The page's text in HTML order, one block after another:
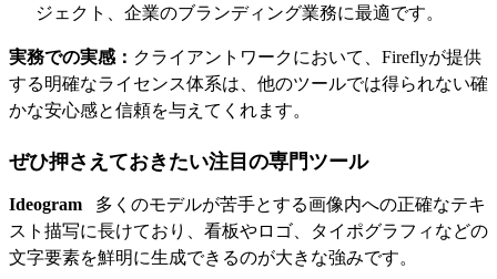
ジェクト、企業のブランディング業務に最適です。
実務での実感： クライアントワークにおいて、Fireflyが提供
する明確なライセンス体系は、他のツールでは得られない確
かな安心感と信頼を与えてくれます。
ぜひ押さえておきたい注目の専門ツール
Ideogram 多くのモデルが苦手とする画像内への正確なテキ
スト描写に長けており、看板やロゴ、タイポグラフィなどの
文字要素を鮮明に生成できるのが大きな強みです。